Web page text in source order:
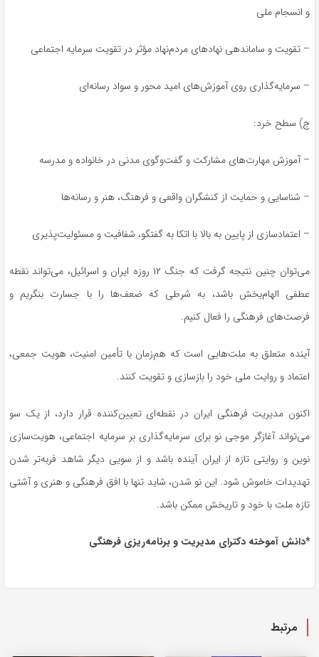
و انسجام ملی
– تقویت و ساماندهی نهادهای مردم‌نهاد مؤثر در تقویت سرمایه اجتماعی
– سرمایه‌گذاری روی آموزش‌های امید محور و سواد رسانه‌ای
ج) سطح خرد:
– آموزش مهارت‌های مشارکت و گفت‌وگوی مدنی در خانواده و مدرسه
– شناسایی و حمایت از کنشگران واقعی و فرهنگ، هنر و رسانه‌ها
– اعتمادسازی از پایین به بالا با اتکا به گفتگو، شفافیت و مسئولیت‌پذیری
می‌توان چنین نتیجه گرفت که جنگ ۱۲ روزه ایران و اسرائیل، می‌تواند نقطه
عطفی الهام‌بخش باشد، به شرطی که ضعف‌ها را با جسارت بنگریم و
فرصت‌های فرهنگی را فعال کنیم.
آینده متعلق به ملت‌هایی است که هم‌زمان با تأمین امنیت، هویت جمعی،
اعتماد و روایت ملی خود را بازسازی و تقویت کنند.
اکنون مدیریت فرهنگی ایران در نقطه‌ای تعیین‌کننده قرار دارد، از یک سو
می‌تواند آغازگر موجی نو برای سرمایه‌گذاری بر سرمایه اجتماعی، هویت‌سازی
نوین و روایتی تازه از ایران آینده باشد و از سویی دیگر شاهد فربه‌تر شدن
تهدیدات خاموش شود. این نو شدن، شاید تنها با افق فرهنگی و هنری و آشتی
تازه ملت با خود و تاریخش ممکن باشد.
*دانش آموخته دکترای مدیریت و برنامه‌ریزی فرهنگی
مرتبط